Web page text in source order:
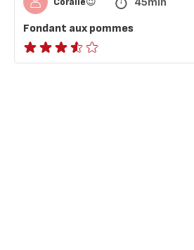
Fondant aux pommes
ratings.3.5